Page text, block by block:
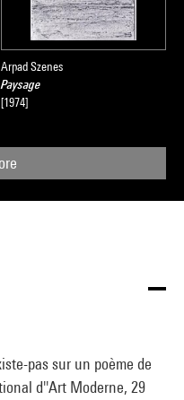
Arpad Szenes
Paysage
[1974]
pas sur un poème de
d''Art Moderne, 29